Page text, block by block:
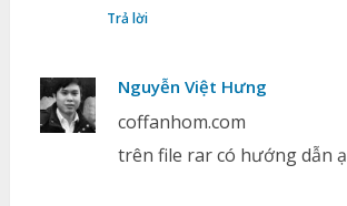
Trả lời
Nguyễn Việt Hưng
coffanhom.com
trên file rar có hướng dẫn ạ